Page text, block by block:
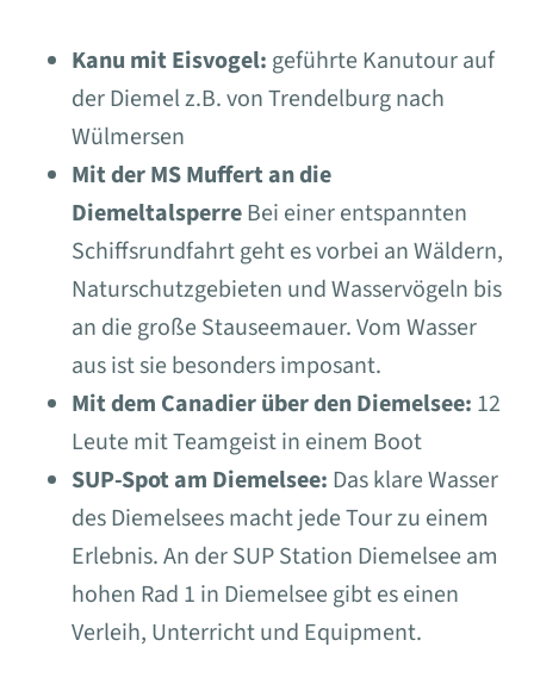
Kanu mit Eisvogel: geführte Kanutour auf
der Diemel z.B. von Trendelburg nach
Wülmersen
Mit der MS Muffert an die
DiemeltalsperreBei einer entspannten
Schiffsrundfahrt geht es vorbei an Wäldern,
Naturschutzgebieten und Wasservögeln bis
an die große Stauseemauer. Vom Wasser
aus ist sie besonders imposant.
Mit dem Canadier über den Diemelsee: 12
Leute mit Teamgeist in einem Boot
SUP-Spot am Diemelsee: Das klare Wasser
des Diemelsees macht jede Tour zu einem
Erlebnis. An der SUP Station Diemelsee am
hohen Rad 1 in Diemelsee gibt es einen
Verleih, Unterricht und Equipment.